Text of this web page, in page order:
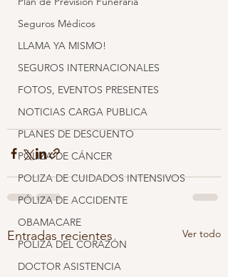
Seguros Médicos
LLAMA YA MISMO!
SEGUROS INTERNACIONALES
FOTOS, EVENTOS PRESENTES
NOTICIAS CARGA PUBLICA
PLANES DE DESCUENTO
PÓLIZA DE CÁNCER
POLIZA DE CUIDADOS INTENSIVOS
PÓLIZA DE ACCIDENTE
OBAMACARE
PÓLIZA DEL CORAZÓN
DOCTOR ASISTENCIA
Entradas recientes Ver todo